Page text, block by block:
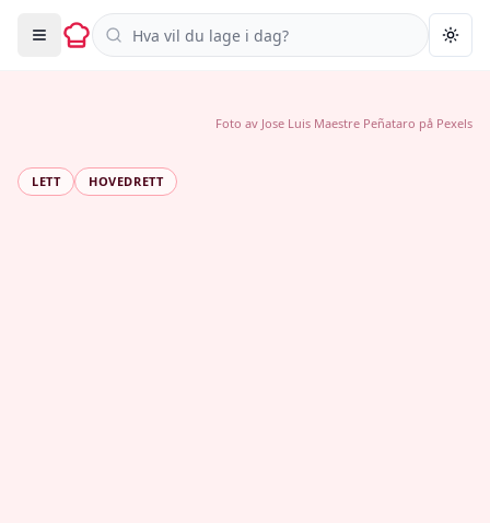
Søk i oppskrifter
LETT HOVEDRETT
Foto av Jose Luis Maestre Peñataro på Pexels